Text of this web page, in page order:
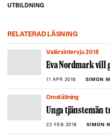
UTBILDNING
RELATERAD LÄSNING
Valårsintervju 2018
Eva Nordmark vill
11 APR 2018 SIMON
Omställning
Unga tjänstemän
23 FEB 2018 SIMON